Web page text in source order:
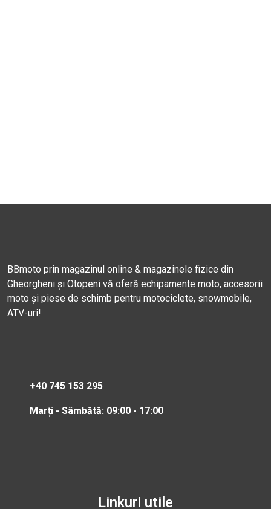
BBmoto prin magazinul online & magazinele fizice din
Gheorgheni și Otopeni vă oferă echipamente moto, accesorii
moto și piese de schimb pentru motociclete, snowmobile,
ATV-uri!
+40 745 153 295
Marți - Sâmbătă: 09:00 - 17:00
Linkuri utile